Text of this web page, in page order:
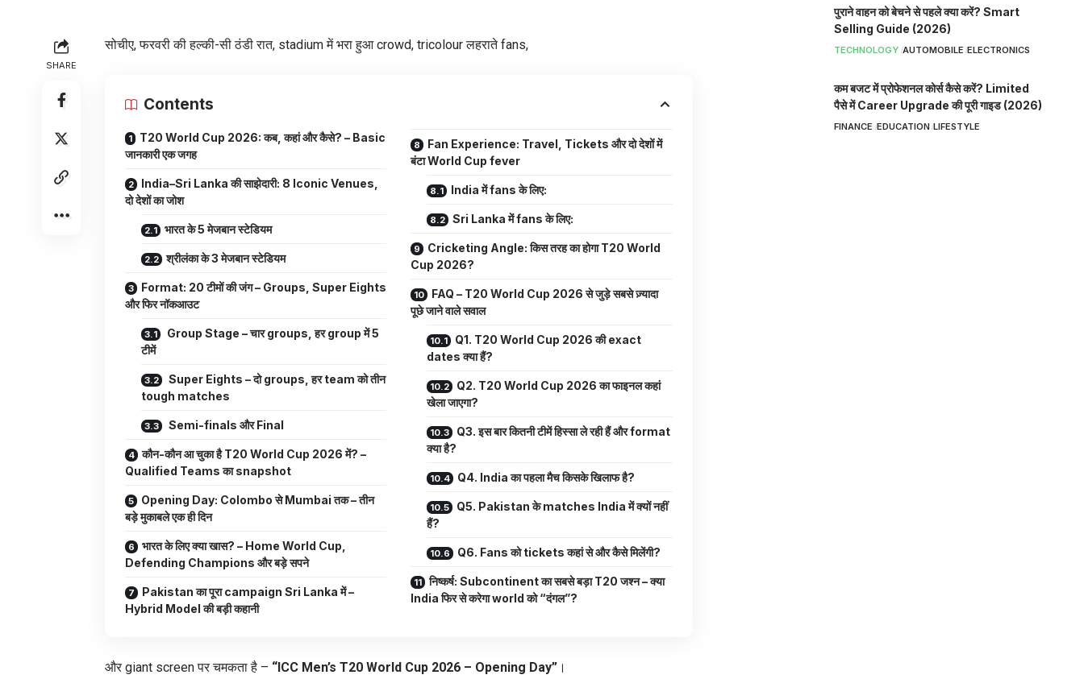
SHARE
सोचीए, फरवरी की हल्की-सी ठंडी रात, stadium में भरा हुआ crowd, tricolour लहराते fans,
Contents
T20 World Cup 2026: कब, कहां और कैसे? – Basic
जानकारी एक जगह
India–Sri Lanka की साझेदारी: 8 Iconic Venues,
दो देशों का जोश
भारत के 5 मेजबान स्टेडियम
श्रीलंका के 3 मेजबान स्टेडियम
Format: 20 टीमों की जंग – Groups, Super Eights
और फिर नॉकआउट
Group Stage – चार groups, हर group में 5
टीमें
Super Eights – दो groups, हर team को तीन
tough matches
Semi-finals और Final
कौन-कौन आ चुका है T20 World Cup 2026 में? –
Qualified Teams का snapshot
Opening Day: Colombo से Mumbai तक – तीन
बड़े मुकाबले एक ही दिन
भारत के लिए क्या खास? – Home World Cup,
Defending Champions और बड़े सपने
Pakistan का पूरा campaign Sri Lanka में –
Hybrid Model की बड़ी कहानी
Fan Experience: Travel, Tickets और दो देशों में
बंटा World Cup fever
India में fans के लिए:
Sri Lanka में fans के लिए:
Cricketing Angle: किस तरह का होगा T20 World
Cup 2026?
FAQ – T20 World Cup 2026 से जुड़े सबसे ज़्यादा
पूछे जाने वाले सवाल
Q1. T20 World Cup 2026 की exact
dates क्या हैं?
Q2. T20 World Cup 2026 का फाइनल कहां
खेला जाएगा?
Q3. इस बार कितनी टीमें हिस्सा ले रही हैं और format
क्या है?
Q4. India का पहला मैच किसके खिलाफ है?
Q5. Pakistan के matches India में क्यों नहीं
हैं?
Q6. Fans को tickets कहां से और कैसे मिलेंगी?
निष्कर्ष: Subcontinent का सबसे बड़ा T20 जश्न – क्या
India फिर से करेगा world को “दंगल”?
और giant screen पर चमकता है – “ICC Men’s T20 World Cup 2026 – Opening Day” ।
पुराने वाहन को बेचने से पहले क्या करें? Smart
Selling Guide (2026)
TECHNOLOGY AUTOMOBILE ELECTRONICS
कम बजट में प्रोफेशनल कोर्स कैसे करें? Limited
पैसे में Career Upgrade की पूरी गाइड (2026)
FINANCE EDUCATION LIFESTYLE